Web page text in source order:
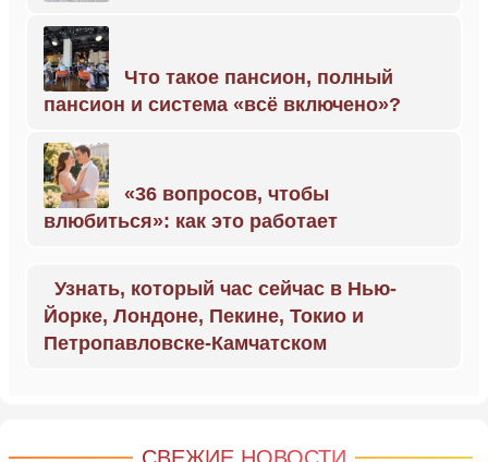
Что такое пансион, полный
пансион и система «всё включено»?
«36 вопросов, чтобы
влюбиться»: как это работает
Узнать, который час сейчас в Нью-
Йорке, Лондоне, Пекине, Токио и
Петропавловске-Камчатском